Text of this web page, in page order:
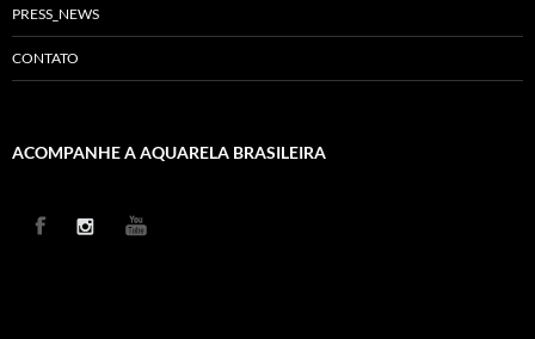
PRESS_NEWS
CONTATO
ACOMPANHE A AQUARELA BRASILEIRA